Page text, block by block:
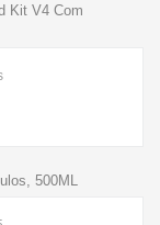
Kit V4 Com
500ML